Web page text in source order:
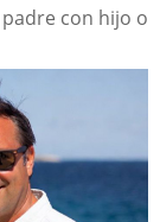
con hijo o